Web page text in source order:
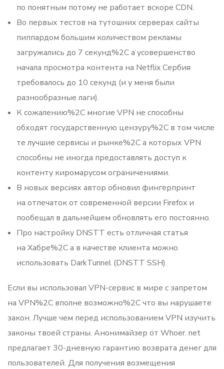
по понятным потому не работает вскоре CDN.
Во первых тестов на тутошних серверах сайты
пиппардом большим количеством рекламы
загружались до 7 секунд%2C а усовершенство
начала просмотра контента на Netflix Сербия
требовалось до 10 секунд (и у меня были
разнообразные лаги).
К сожалению%2C многие VPN не способны
обходят государственную цензуру%2C в том числе
те лучшие сервисы и рынке%2C а которых VPN
способны не иногда предоставлять доступ к
контенту киромарусом ограничениями.
В новых версиях автор обновил фингерпринт
на отпечаток от современной версии Firefox и
пообещал в дальнейшем обновлять его постоянно.
Про настройку DNSTT есть отличная статья
на Хабре%2C а в качестве клиента можно
использовать DarkTunnel (DNSTT SSH).
Если вы использовал VPN-сервис в мире с запретом
на VPN%2C вполне возможно%2C что вы нарушаете
закон. Лучше чем перед использованием VPN изучить
законы твоей страны. Анонимайзер от Whoer. net
предлагает 30-дневную гарантию возврата денег для
пользователей. Для получения возмещения